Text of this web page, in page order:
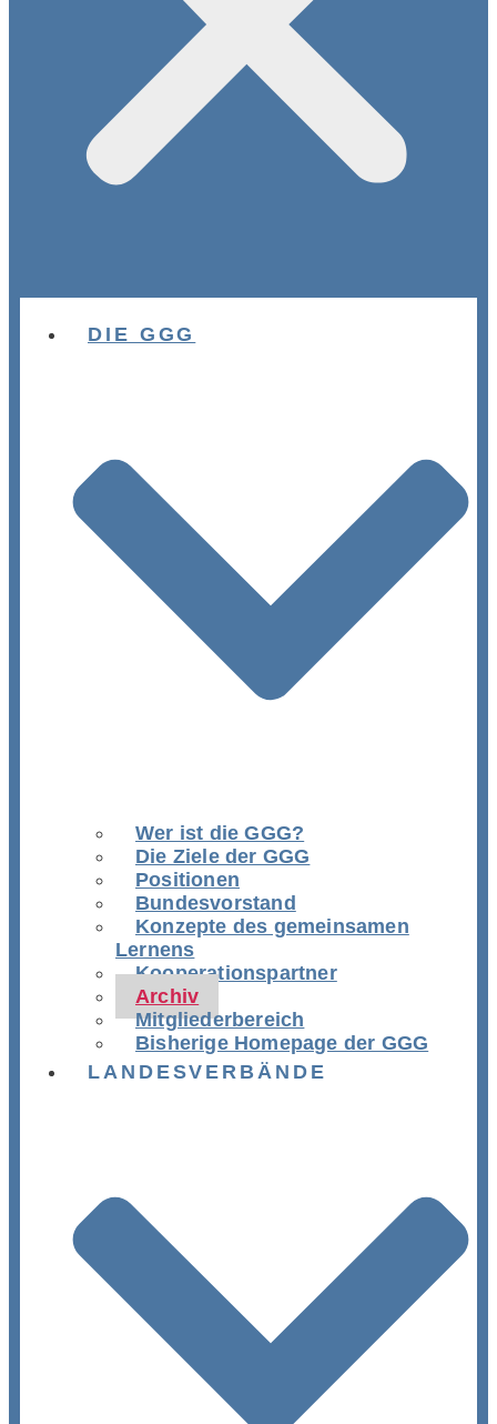
DIE GGG
Wer ist die GGG?
Die Ziele der GGG
Positionen
Bundesvorstand
Konzepte des gemeinsamen
Lernens
Kooperationspartner
Archiv
Mitgliederbereich
Bisherige Homepage der GGG
LANDESVERBÄNDE